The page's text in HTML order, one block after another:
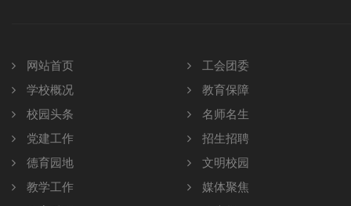
网站首页
学校概况
校园头条
党建工作
德育园地
教学工作
工会团委
教育保障
名师名生
招生招聘
文明校园
媒体聚焦